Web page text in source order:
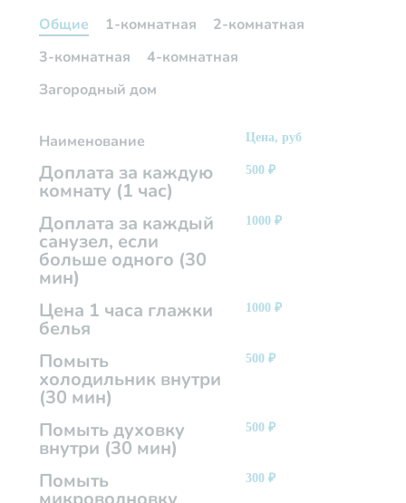
Общие 1-комнатная
2-комнатная
3-комнатная
4-комнатная
Загородный дом
Наименование Цена, руб
Доплата за каждую
комнату (1 час)
500₽
Доплата за каждый
санузел, если
больше одного (30
мин)
1000₽
Цена 1 часа глажки
белья
1000₽
Помыть
холодильник внутри
(30 мин)
500₽
Помыть духовку
внутри (30 мин)
500₽
Помыть 300₽